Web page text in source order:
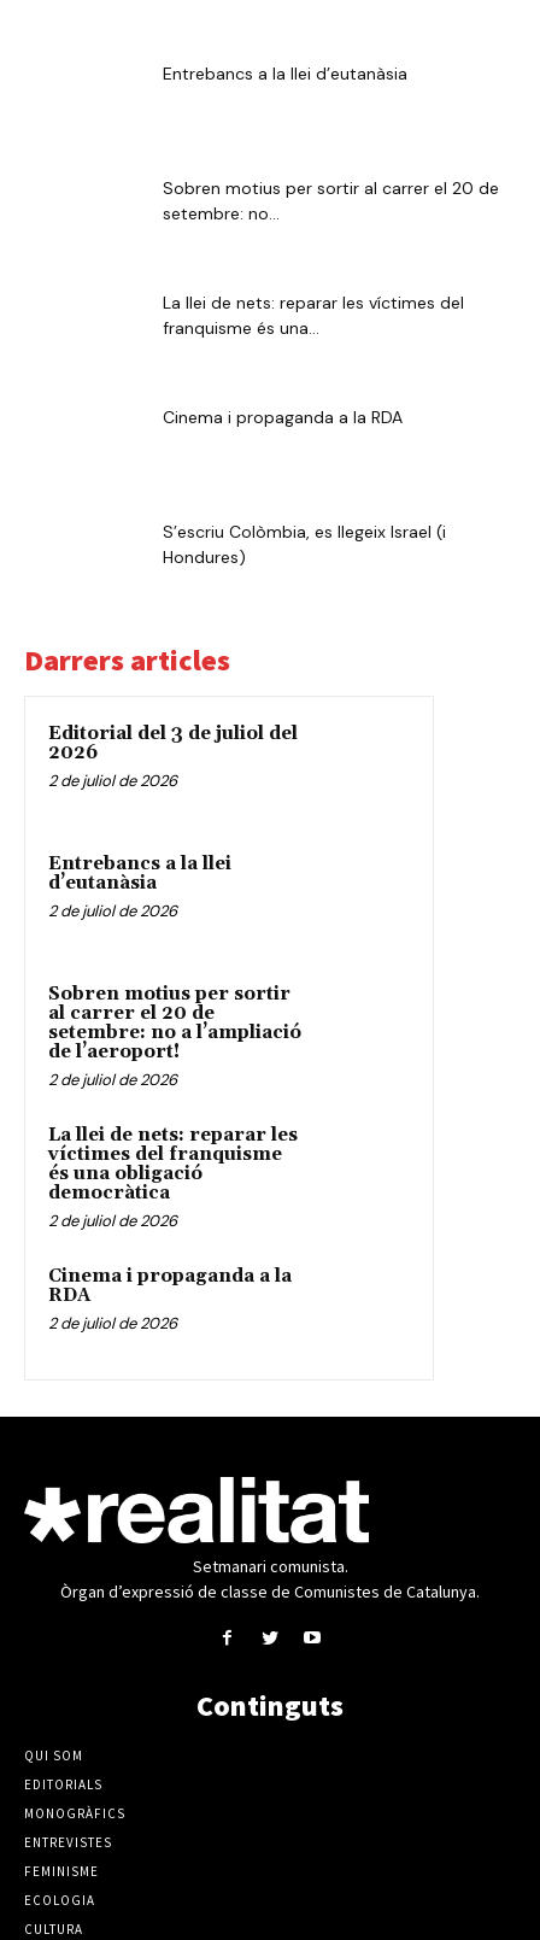
Entrebancs a la llei d’eutanàsia
Sobren motius per sortir al carrer el 20 de
setembre: no...
La llei de nets: reparar les víctimes del
franquisme és una...
Cinema i propaganda a la RDA
S’escriu Colòmbia, es llegeix Israel (i
Hondures)
Darrers articles
Editorial del 3 de juliol del
2026
2 de juliol de 2026
Entrebancs a la llei
d’eutanàsia
2 de juliol de 2026
Sobren motius per sortir
al carrer el 20 de
setembre: no a l’ampliació
de l’aeroport!
2 de juliol de 2026
La llei de nets: reparar les
víctimes del franquisme
és una obligació
democràtica
2 de juliol de 2026
Cinema i propaganda a la
RDA
2 de juliol de 2026
Setmanari comunista.
Òrgan d’expressió de classe de Comunistes de Catalunya.
Continguts
QUI SOM
EDITORIALS
MONOGRÀFICS
ENTREVISTES
FEMINISME
ECOLOGIA
CULTURA